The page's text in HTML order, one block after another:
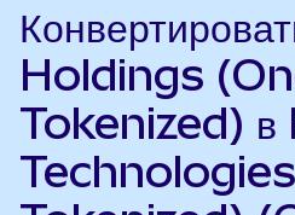
Holdings
Tokenized) в